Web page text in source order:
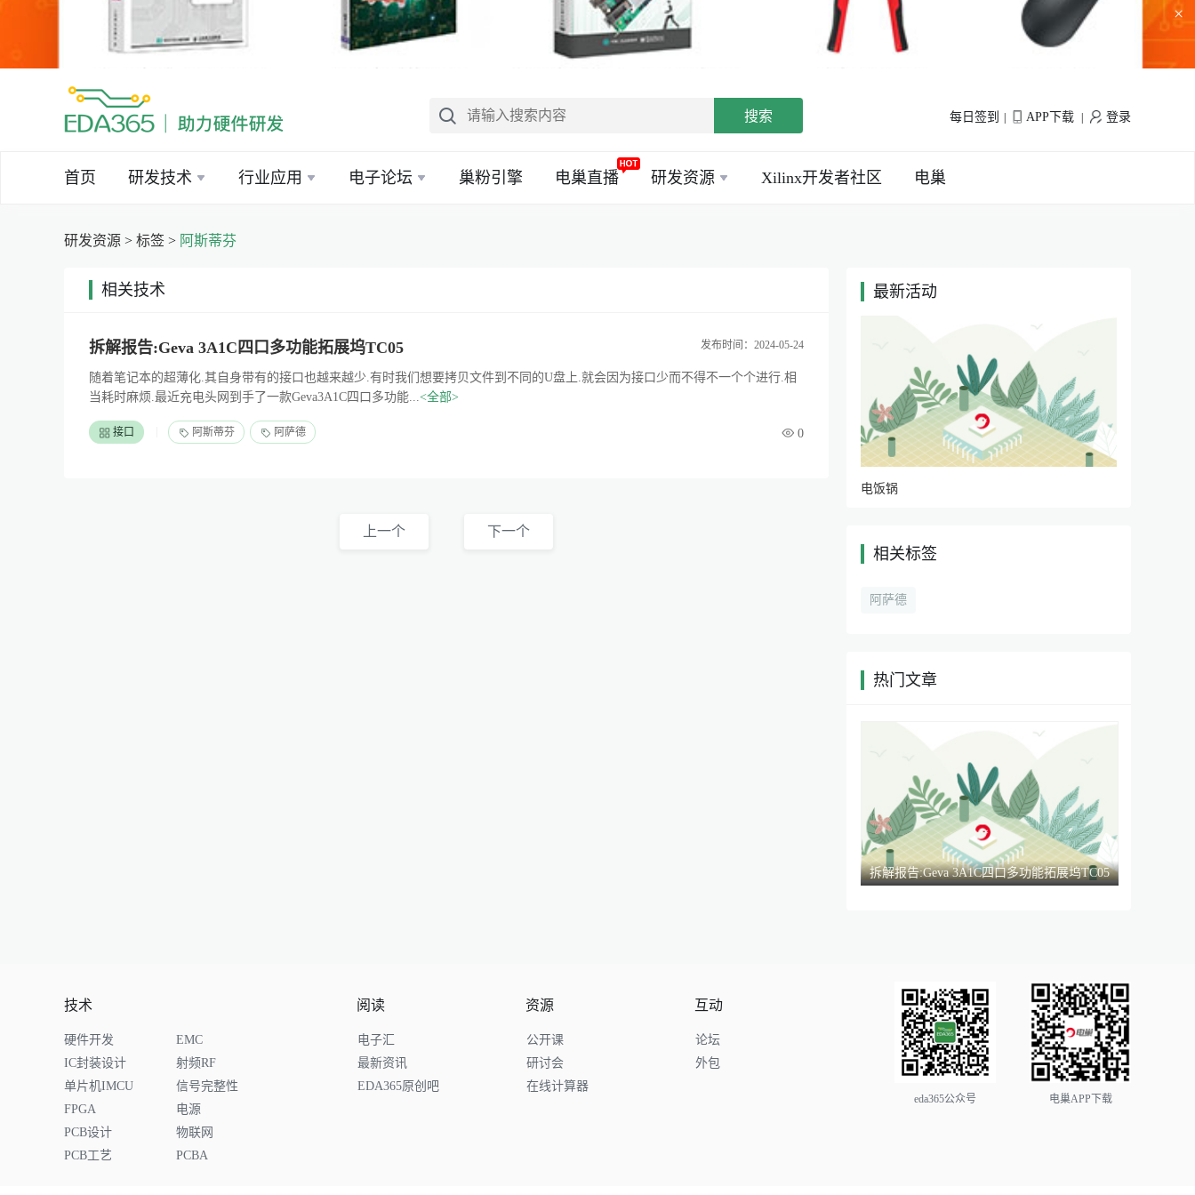
×
搜索 每日签到 APP下载 登录
首页 研发技术 行业应用 电子论坛 巢粉引擎 电巢直播 研发资源 Xilinx开发者社区 电巢
研发资源 > 标签 > 阿斯蒂芬
相关技术
拆解报告:Geva 3A1C四口多功能拓展坞TC05 发布时间：2024-05-24
随着笔记本的超薄化.其自身带有的接口也越来越少.有时我们想要拷贝文件到不同的U盘上.就会因为接口少而不得不一个个进行.相
当耗时麻烦.最近充电头网到手了一款Geva3A1C四口多功能...<全部>
接口 阿斯蒂芬 阿萨德 0
上一个 下一个
最新活动
电饭锅
相关标签
阿萨德
热门文章
拆解报告:Geva 3A1C四口多功能拓展坞TC05
技术
硬件开发
EMC
IC封装设计
射频RF
单片机IMCU
信号完整性
FPGA
电源
PCB设计
物联网
PCB工艺
PCBA
阅读
电子汇
最新资讯
EDA365原创吧
资源
公开课
研讨会
在线计算器
互动
论坛
外包
eda365公众号 电巢APP下载